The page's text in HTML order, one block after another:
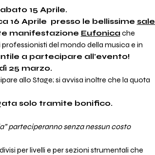
15 Aprile.
Aprile  presso le bellissime sale
manifestazione Eufonica che
del mondo della musica e in
a partecipare all'evento!
25 marzo.
allo Stage; si avvisa inoltre che la quota
solo tramite bonifico.
parteciperanno senza nessun costo
per livelli e per sezioni strumentali che